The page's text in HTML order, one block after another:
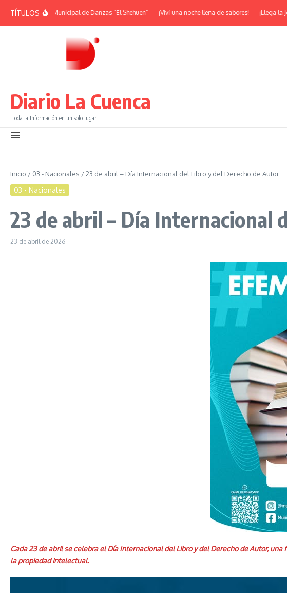
TÍTULOS
la Escuela Municipal de Danzas “El Shehuen” ¡Viví una noche llena de sabores! ¡Llega la
Diario La Cuenca
Toda la Información en un solo lugar
Inicio / 03 - Nacionales /23 de abril – Día Internacional del Libro y del Derecho de Autor
03 - Nacionales
23 de abril – Día Internacional
23 de abril de 2026
Cada 23 de abril se celebra el Día Internacional del Libro y del Derecho de Autor,
la propiedad intelectual.